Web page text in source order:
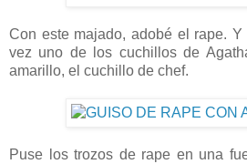
Con este majado, adobé el rape.
vez uno de los cuchillos de
amarillo, el cuchillo de chef.
Puse los trozos de rape en una